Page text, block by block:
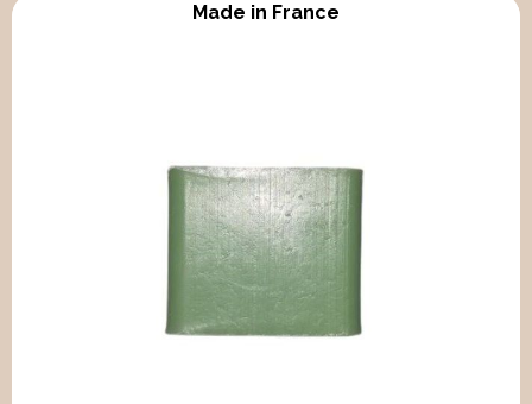
Made in France